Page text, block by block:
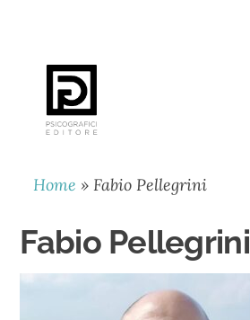
PSICOGRAFICI
EDITORE
Home »Fabio Pellegrini
Fabio Pellegrini